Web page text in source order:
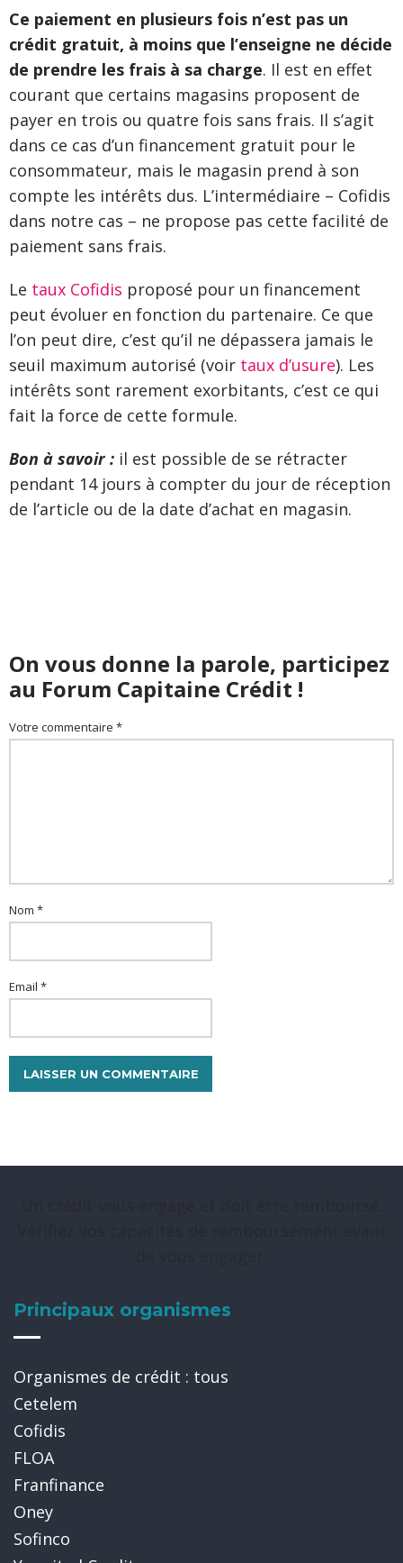
Ce paiement en plusieurs fois n’est pas un
crédit gratuit, à moins que l’enseigne ne décide
de prendre les frais à sa charge. Il est en effet
courant que certains magasins proposent de
payer en trois ou quatre fois sans frais. Il s’agit
dans ce cas d’un financement gratuit pour le
consommateur, mais le magasin prend à son
compte les intérêts dus. L’intermédiaire – Cofidis
dans notre cas – ne propose pas cette facilité de
paiement sans frais.
Le taux Cofidis proposé pour un financement
peut évoluer en fonction du partenaire. Ce que
l’on peut dire, c’est qu’il ne dépassera jamais le
seuil maximum autorisé (voir taux d’usure). Les
intérêts sont rarement exorbitants, c’est ce qui
fait la force de cette formule.
Bon à savoir : il est possible de se rétracter
pendant 14 jours à compter du jour de réception
de l’article ou de la date d’achat en magasin.
On vous donne la parole, participez
au Forum Capitaine Crédit !
Votre commentaire *
Nom *
Email *
Principaux organismes
Organismes de crédit : tous
Cetelem
Cofidis
FLOA
Franfinance
Oney
Sofinco